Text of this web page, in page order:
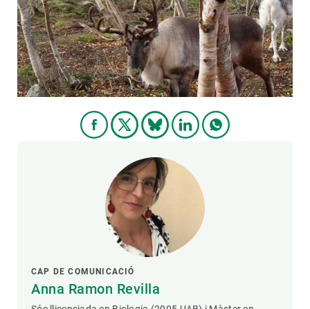
CAP DE COMUNICACIÓ
Anna Ramon Revilla